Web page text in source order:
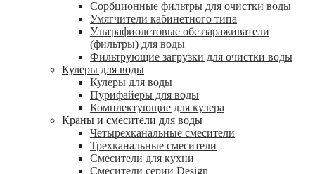
Сорбционные фильтры для очистки воды
Умягчители кабинетного типа
Ультрафиолетовые обеззараживатели
(фильтры) для воды
Фильтрующие загрузки для очистки воды
Кулеры для воды
Кулеры для воды
Пурифайеры для воды
Комплектующие для кулера
Краны и смесители для воды
Четырехканальные смесители
Трехканальные смесители
Смесители для кухни
Смесители серии Design